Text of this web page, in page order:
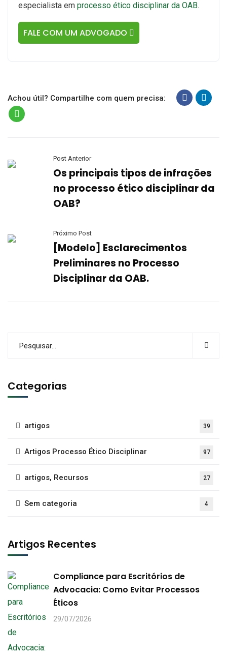
especialista em processo ético disciplinar da OAB.
FALE COM UM ADVOGADO
Achou útil? Compartilhe com quem precisa:
Post Anterior
Os principais tipos de infrações
no processo ético disciplinar da
OAB?
Próximo Post
[Modelo] Esclarecimentos
Preliminares no Processo
Disciplinar da OAB.
Categorias
artigos 39
Artigos Processo Ético Disciplinar 97
artigos, Recursos 27
Sem categoria 4
Artigos Recentes
Compliance para Escritórios de
Advocacia: Como Evitar Processos
Éticos
29/07/2026